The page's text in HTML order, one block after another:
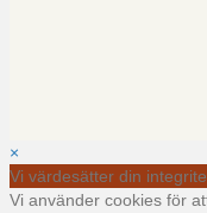
×
Vi värdesätter din
Vi använder cookies för